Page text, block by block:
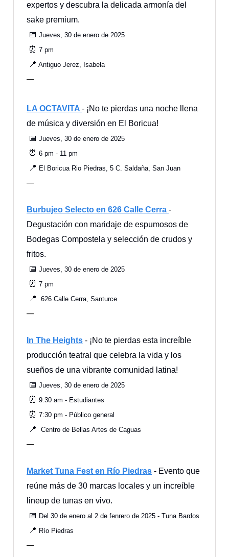
expertos y descubra la delicada armonía del
sake premium.
📅 Jueves, 30 de enero de 2025
⏰ 7 pm
📍 Antiguo Jerez, Isabela
—
LA OCTAVITA - ¡No te pierdas una noche llena
de música y diversión en El Boricua!
📅 Jueves, 30 de enero de 2025
⏰ 6 pm - 11 pm
📍 El Boricua Rio Piedras, 5 C. Saldaña, San Juan
—
Burbujeo Selecto en 626 Calle Cerra -
Degustación con maridaje de espumosos de
Bodegas Compostela y selección de crudos y
fritos.
📅 Jueves, 30 de enero de 2025
⏰ 7 pm
📍 626 Calle Cerra, Santurce
—
In The Heights - ¡No te pierdas esta increíble
producción teatral que celebra la vida y los
sueños de una vibrante comunidad latina!
📅 Jueves, 30 de enero de 2025
⏰ 9:30 am - Estudiantes
⏰ 7:30 pm - Público general
📍 Centro de Bellas Artes de Caguas
—
Market Tuna Fest en Río Piedras - Evento que
reúne más de 30 marcas locales y un increíble
lineup de tunas en vivo.
📅 Del 30 de enero al 2 de fenrero de 2025 - Tuna Bardos
📍 Río Piedras
—